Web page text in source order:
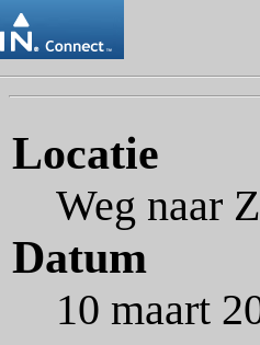
Locatie
Weg naar
Datum
10 maart